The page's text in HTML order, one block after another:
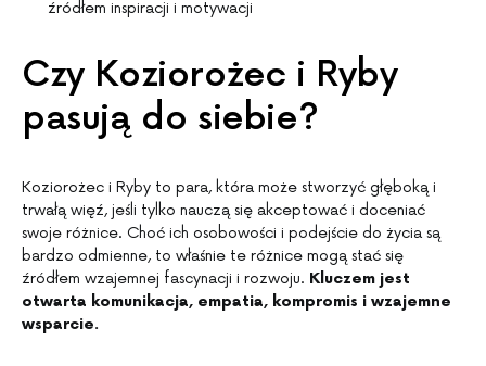
źródłem inspiracji i motywacji
Czy Koziorożec i Ryby
pasują do siebie?
Koziorożec i Ryby to para, która może stworzyć głęboką i
trwałą więź, jeśli tylko nauczą się akceptować i doceniać
swoje różnice. Choć ich osobowości i podejście do życia są
bardzo odmienne, to właśnie te różnice mogą stać się
źródłem wzajemnej fascynacji i rozwoju. Kluczem jest
otwarta komunikacja, empatia, kompromis i wzajemne
wsparcie.